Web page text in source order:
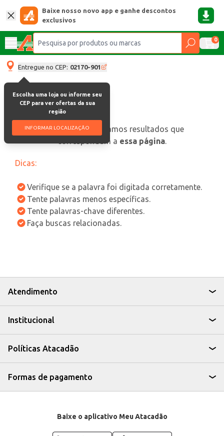
Baixe nosso novo app e ganhe descontos
exclusivos
0
Entregue no CEP: 02170-901
Escolha uma loja ou informe seu
CEP para ver ofertas da sua
região
INFORMAR LOCALIZAÇÃO
oops, não encontramos resultados que
correspondam a essa página.
Dicas:
Verifique se a palavra foi digitada corretamente.
Tente palavras menos específicas.
Tente palavras-chave diferentes.
Faça buscas relacionadas.
Atendimento
Institucional
Políticas Atacadão
Formas de pagamento
Baixe o aplicativo Meu Atacadão